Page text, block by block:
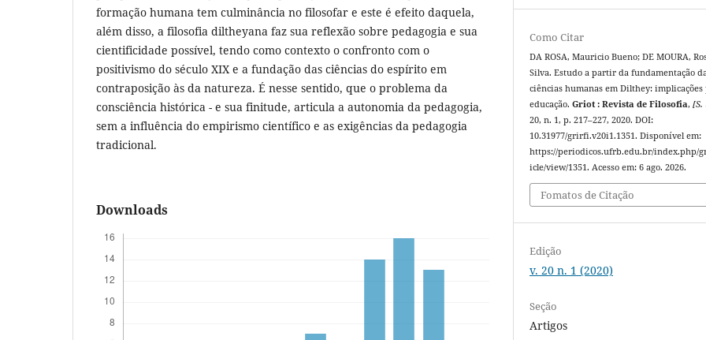
formação humana tem culminância no filosofar e este é efeito daquela,
além disso, a filosofia diltheyana faz sua reflexão sobre pedagogia e sua
cientificidade possível, tendo como contexto o confronto com o
positivismo do século XIX e a fundação das ciências do espírito em
contraposição às da natureza. É nesse sentido, que o problema da
consciência histórica - e sua finitude, articula a autonomia da pedagogia,
sem a influência do empirismo científico e as exigências da pedagogia
tradicional.
Downloads
Como Citar
DA ROSA, Mauricio Bueno; DE MOURA,
Silva. Estudo a partir da fundamentação
ciências humanas em Dilthey: implicações
educação.Griot : Revista de Filosofia,[S.
20, n. 1, p. 217–227, 2020. DOI:
10.31977/grirfi.v20i1.1351. Disponível em:
https://periodicos.ufrb.edu.br/index.php/
icle/view/1351. Acesso em: 6 ago. 2026.
Fomatos de Citação
Edição
v. 20 n. 1 (2020)
Seção
Artigos